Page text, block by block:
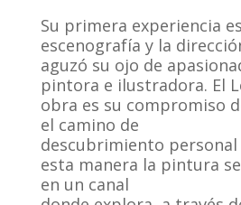
Su primera experiencia
escenografía y la
aguzó su ojo de
pintora e ilustradora. El
obra es su compromiso
el camino de
descubrimiento
esta manera la pintura
en un canal